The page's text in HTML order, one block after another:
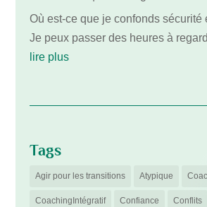
Où est-ce que je confonds sécurité
Je peux passer des heures à
lire plus
Tags
Agir pour les transitions Atypique
CoachingIntégratif Confiance Conflits